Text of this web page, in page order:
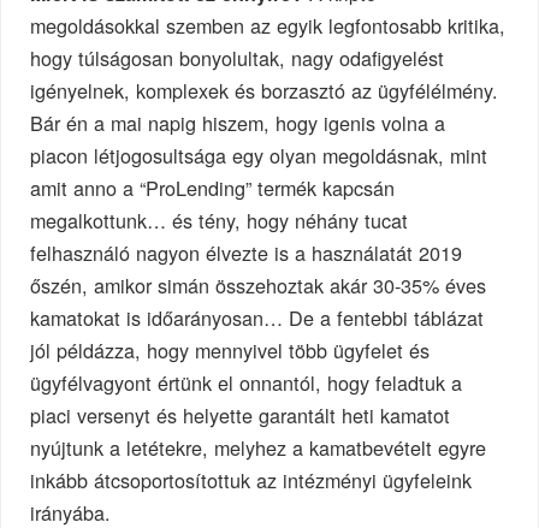
megoldásokkal szemben az egyik legfontosabb kritika,
hogy túlságosan bonyolultak, nagy odafigyelést
igényelnek, komplexek és borzasztó az ügyfélélmény.
Bár én a mai napig hiszem, hogy igenis volna a
piacon létjogosultsága egy olyan megoldásnak, mint
amit anno a “ProLending” termék kapcsán
megalkottunk… és tény, hogy néhány tucat
felhasználó nagyon élvezte is a használatát 2019
őszén, amikor simán összehoztak akár 30-35% éves
kamatokat is időarányosan… De a fentebbi táblázat
jól példázza, hogy mennyivel több ügyfelet és
ügyfélvagyont értünk el onnantól, hogy feladtuk a
piaci versenyt és helyette garantált heti kamatot
nyújtunk a letétekre, melyhez a kamatbevételt egyre
inkább átcsoportosítottuk az intézményi ügyfeleink
irányába.